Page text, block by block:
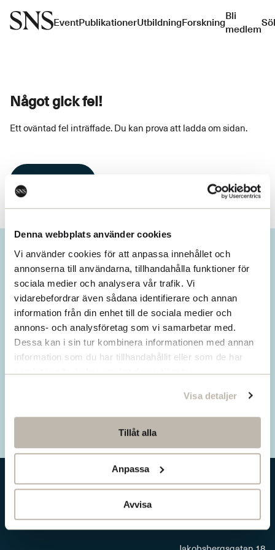
Denna webbplats använder cookies
Vi använder cookies för att anpassa innehållet och
annonserna till användarna, tillhandahålla funktioner för
sociala medier och analysera vår trafik. Vi
vidarebefordrar även sådana identifierare och annan
information från din enhet till de sociala medier och
annons- och analysföretag som vi samarbetar med.
Dessa kan i sin tur kombinera informationen med annan
information som du har tillhandahållit eller som de har
samlat in när du har använt deras tjänster.
Visa detaljer
Tillåt alla
Anpassa
Avvisa
EventPublikationerUtbildningForskningBli
medlem
Något gick fel!
Ett oväntad fel inträffade. Du kan prova att ladda om sidan.
Missa inget från SNS.
Prenumerera på vårt nyhetsbrev
Ta del av våra senaste nyheter. Få nya
insikter och håll dig uppdaterad om viktiga
samhällsfrågor.